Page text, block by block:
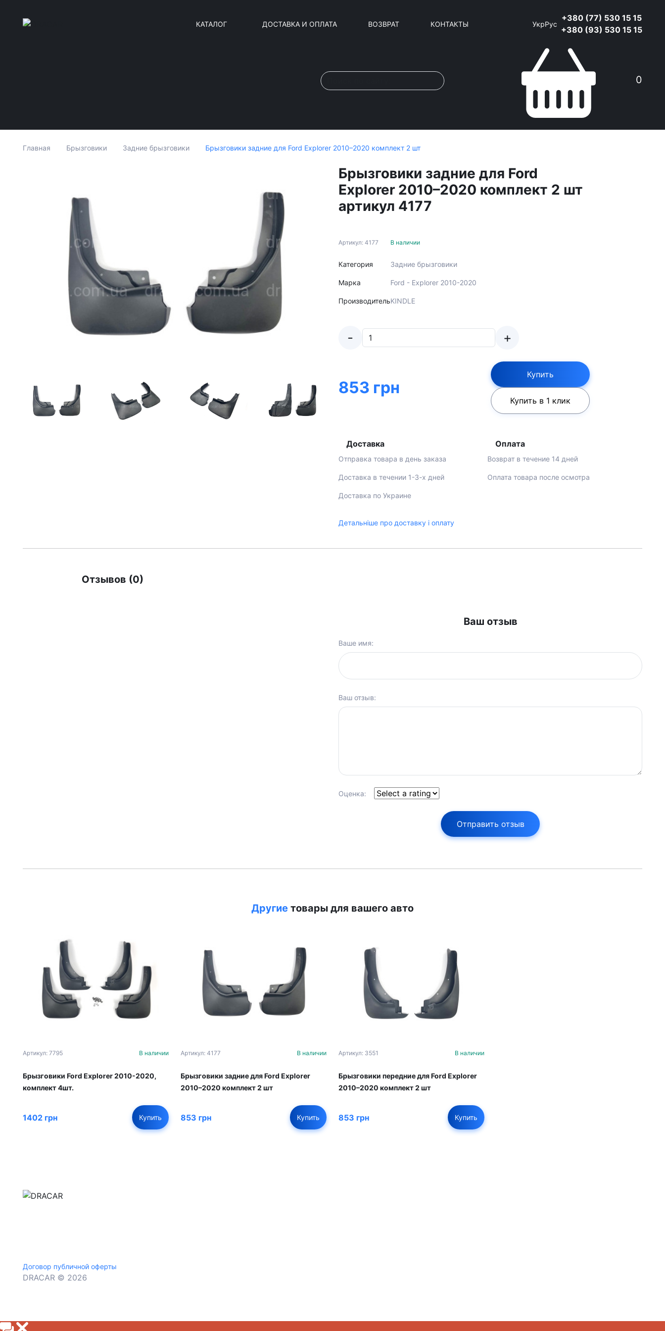
КАТАЛОГ ДОСТАВКА И ОПЛАТА ВОЗВРАТ КОНТАКТЫ УкрРус
+380 (77) 530 15 15
+380 (93) 530 15 15
0
Главная Брызговики Задние брызговики Брызговики задние для Ford Explorer 2010–2020 комплект 2 шт
Брызговики задние для Ford
Explorer 2010–2020 комплект 2 шт
артикул 4177
Артикул: 4177
Категория
Марка
Производитель
В наличии
Задние брызговики
Ford - Explorer 2010-2020
KINDLE
- +
853 грн
Купить
Купить в 1 клик
Доставка
Отправка товара в день заказа
Доставка в течении 1-3-х дней
Доставка по Украине
Оплата
Возврат в течение 14 дней
Оплата товара после осмотра
Детальніше про доставку і оплату
Отзывов (0)
Ваш отзыв
Ваше имя:
Ваш отзыв:
Оценка:
Отправить отзыв
Другие товары для вашего авто
Артикул: 7795 В наличии
Брызговики Ford Explorer 2010-2020,
комплект 4шт.
1402 грн Купить
Артикул: 4177 В наличии
Брызговики задние для Ford Explorer
2010–2020 комплект 2 шт
853 грн Купить
Артикул: 3551 В наличии
Брызговики передние для Ford Explorer
2010–2020 комплект 2 шт
853 грн Купить
Договор публичной оферты
DRACAR © 2026